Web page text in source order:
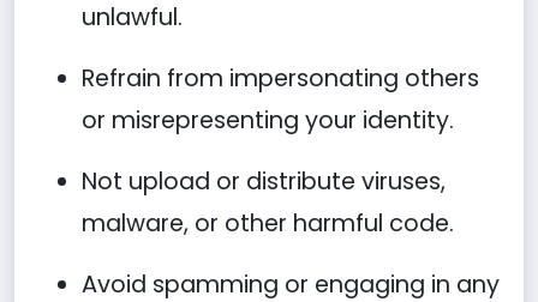
unlawful.
Refrain from impersonating others
or misrepresenting your identity.
Not upload or distribute viruses,
malware, or other harmful code.
Avoid spamming or engaging in any